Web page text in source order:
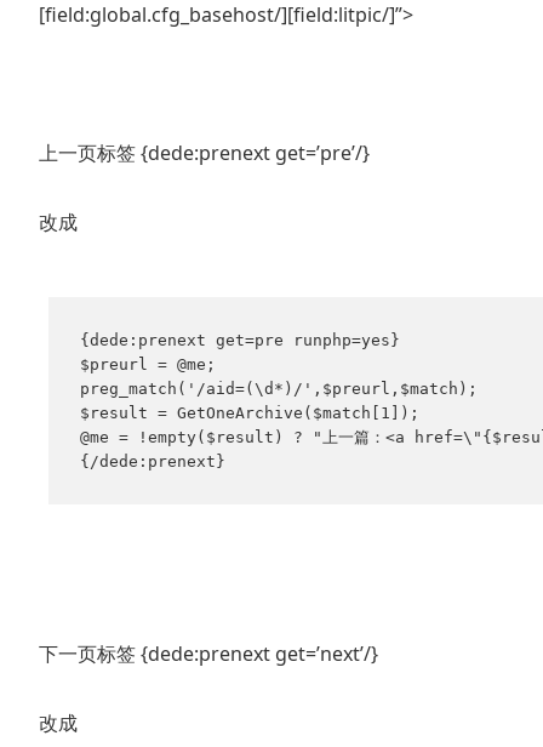
[field:global.cfg_basehost/][field:litpic/]”>
上一页标签 {dede:prenext get=’pre’/}
改成
{dede:prenext get=pre runphp=yes}
$preurl = @me;
preg_match('/aid=(\d*)/',$preurl,$match);
$result = GetOneArchive($match[1]);
@me = !empty($result) ? "上一篇：<a
{/dede:prenext}
下一页标签 {dede:prenext get=’next’/}
改成